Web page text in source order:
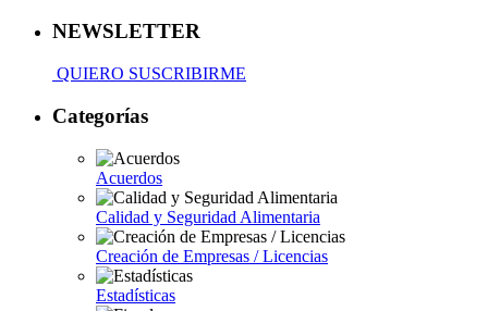
NEWSLETTER
QUIERO SUSCRIBIRME
Categorías
Acuerdos
Calidad y Seguridad Alimentaria
Creación de Empresas / Licencias
Estadísticas